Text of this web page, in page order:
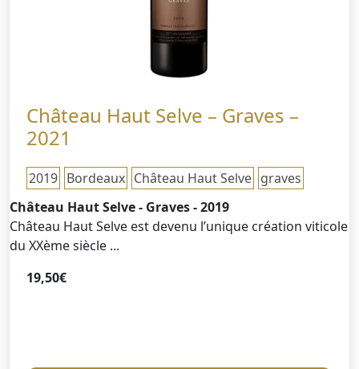
Château Haut Selve – Graves –
2021
2019 Bordeaux Château Haut Selve graves
Château Haut Selve - Graves - 2019
Château Haut Selve est devenu l’unique création viticole
du XXème siècle ...
19,50€